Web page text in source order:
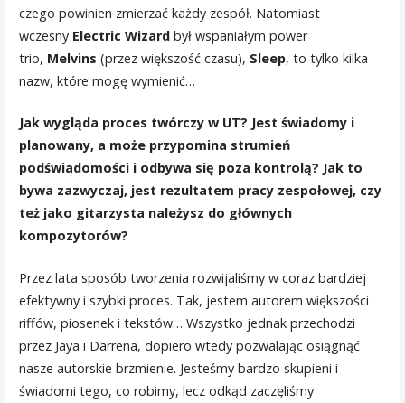
czego powinien zmierzać każdy zespół. Natomiast
wczesny Electric Wizardbył wspaniałym power
trio, Melvins (przez większość czasu), Sleep, to tylko kilka
nazw, które mogę wymienić…
Jak wygląda proces twórczy w UT? Jest świadomy i
planowany, a może przypomina strumień
podświadomości i odbywa się poza kontrolą? Jak to
bywa zazwyczaj, jest rezultatem pracy zespołowej, czy
też jako gitarzysta należysz do głównych
kompozytorów?
Przez lata sposób tworzenia rozwijaliśmy w coraz bardziej
efektywny i szybki proces. Tak, jestem autorem większości
riffów, piosenek i tekstów… Wszystko jednak przechodzi
przez Jaya i Darrena, dopiero wtedy pozwalając osiągnąć
nasze autorskie brzmienie. Jesteśmy bardzo skupieni i
świadomi tego, co robimy, lecz odkąd zaczęliśmy